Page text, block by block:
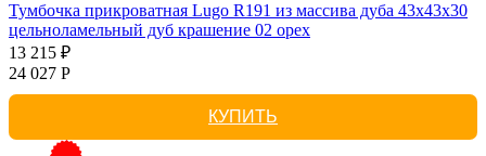
Тумбочка прикроватная Lugo R191 из массива дуба 43х43х30
цельноламельный дуб крашение 02 орех
13 215 ₽
24 027 Р
КУПИТЬ